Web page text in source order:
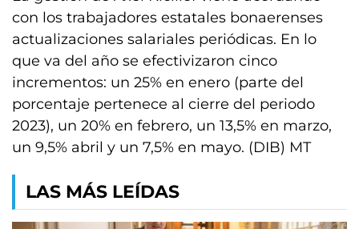
con los trabajadores estatales bonaerenses
actualizaciones salariales periódicas. En lo
que va del año se efectivizaron cinco
incrementos: un 25% en enero (parte del
porcentaje pertenece al cierre del periodo
2023), un 20% en febrero, un 13,5% en marzo,
un 9,5% abril y un 7,5% en mayo. (DIB) MT
LAS MÁS LEÍDAS